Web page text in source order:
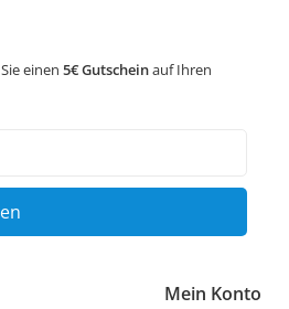
einen 5€ Gutscheinauf Ihren
Mein Konto